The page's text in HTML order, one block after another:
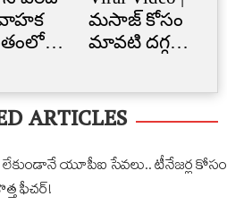
మసాజ్ కోసం
మావటి దగ్గర
ఏనుగు..
క్యూట్
వీడియో
వైరల్!
ARTICLES
యూపీఐ సేవలు.. టీనేజర్ల కోసం
ఫీచర్!